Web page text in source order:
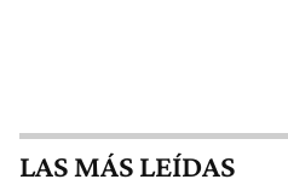
LAS MÁS LEÍDAS